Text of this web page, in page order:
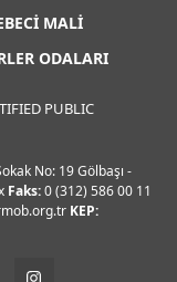
MALİ
ODALARI
PUBLIC
No: 19 Gölbaşı -
Faks:0 (312) 586 00 11
KEP: